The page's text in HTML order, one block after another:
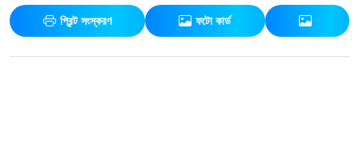
প্রিন্ট সংস্করণ ফটো কার্ড